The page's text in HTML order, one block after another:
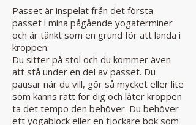
Passet är inspelat från det första
passet i mina pågående yogaterminer
och är tänkt som en grund för att landa i
kroppen.
Du sitter på stol och du kommer även
att stå under en del av passet. Du
pausar när du vill, gör så mycket eller lite
som känns rätt för dig och låter kroppen
ta det tempo den behöver. Du behöver
ett yogablock eller en tjockare bok som